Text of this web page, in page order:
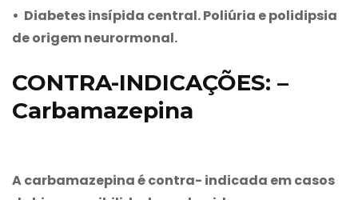
• Diabetes insípida central. Poliúria e polidipsia
de origem neurormonal.
CONTRA-INDICAÇÕES: –
Carbamazepina
Acarbamazepinaé contra- indicada em casos